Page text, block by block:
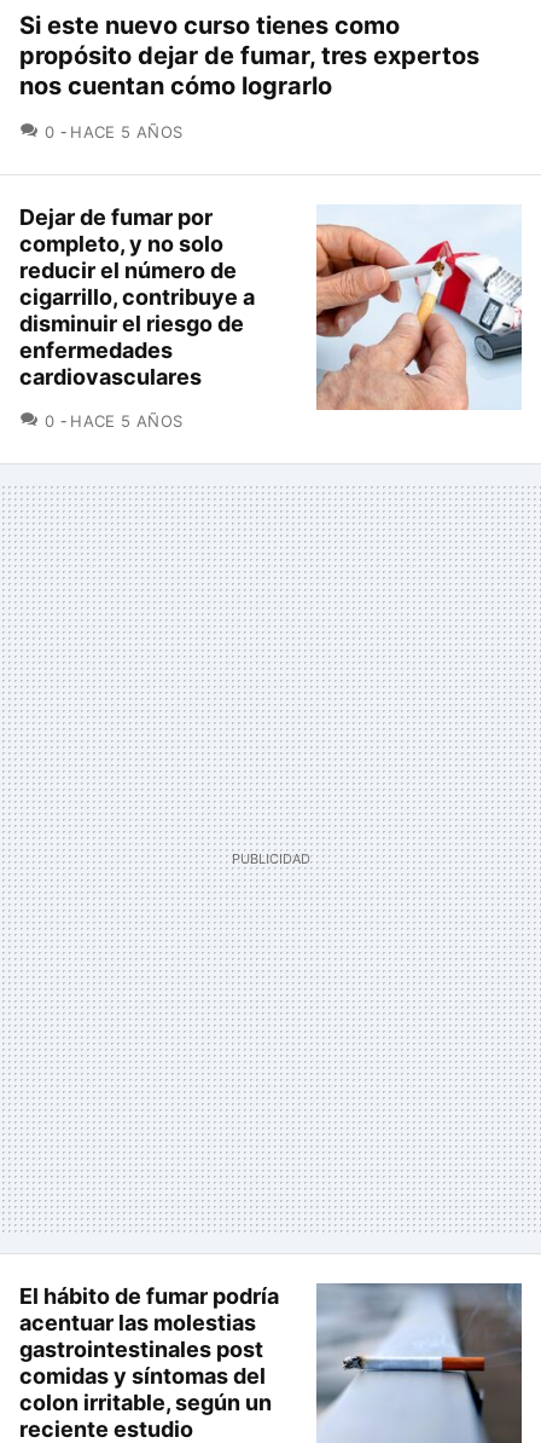
Si este nuevo curso tienes como
propósito dejar de fumar, tres expertos
nos cuentan cómo lograrlo
0 COMENTARIOS
HACE 5 AÑOS
Dejar de fumar por
completo, y no solo
reducir el número de
cigarrillo, contribuye a
disminuir el riesgo de
enfermedades
cardiovasculares
0 COMENTARIOS
HACE 5 AÑOS
El hábito de fumar podría
acentuar las molestias
gastrointestinales post
comidas y síntomas del
colon irritable, según un
reciente estudio